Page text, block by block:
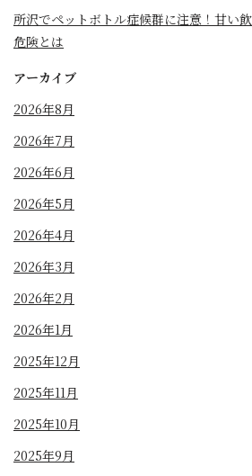
所沢でペットボトル症候群に注意！甘い
危険とは
アーカイブ
2026年8月
2026年7月
2026年6月
2026年5月
2026年4月
2026年3月
2026年2月
2026年1月
2025年12月
2025年11月
2025年10月
2025年9月